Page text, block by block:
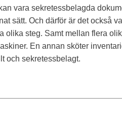
vara sekretessbelagda
sätt. Och därför är det också
olika steg. Samt mellan flera
En annan sköter
och sekretessbelagt.